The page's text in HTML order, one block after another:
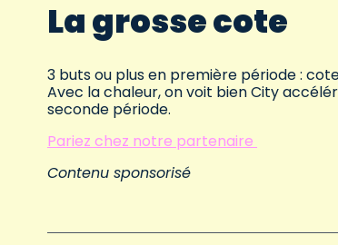
La grosse cote
3 buts ou plus en première période :
Avec la chaleur, on voit bien City
seconde période.
Pariez chez notre partenaire
Contenu sponsorisé